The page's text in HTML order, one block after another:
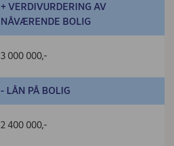
+ VERDIVURDERING AV
NÅVÆRENDE BOLIG
3 000 000,-
- LÅN PÅ BOLIG
2 400 000,-